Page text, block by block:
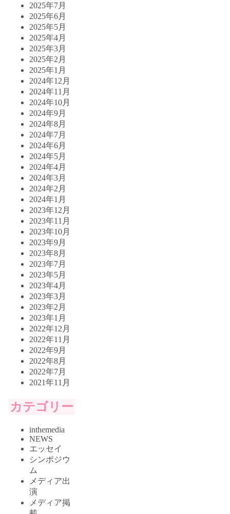
2025年7月
2025年6月
2025年5月
2025年4月
2025年3月
2025年2月
2025年1月
2024年12月
2024年11月
2024年10月
2024年9月
2024年8月
2024年7月
2024年6月
2024年5月
2024年4月
2024年3月
2024年2月
2024年1月
2023年12月
2023年11月
2023年10月
2023年9月
2023年8月
2023年7月
2023年5月
2023年4月
2023年3月
2023年2月
2023年1月
2022年12月
2022年11月
2022年9月
2022年8月
2022年7月
2021年11月
カテゴリー
inthemedia
NEWS
エッセイ
シンポジウ
ム
メディア出
演
メディア掲